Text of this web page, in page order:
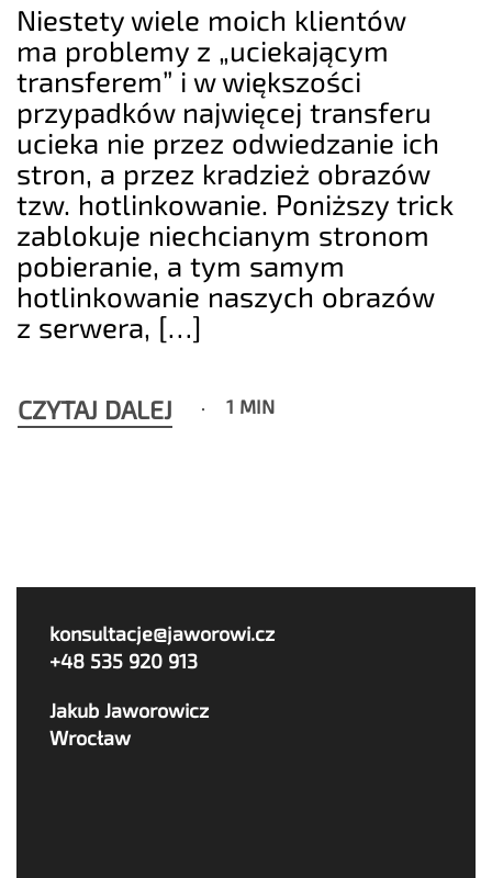
Niestety wiele moich klientów
ma problemy z „uciekającym
transferem” i w większości
przypadków najwięcej transferu
ucieka nie przez odwiedzanie ich
stron, a przez kradzież obrazów
tzw. hotlinkowanie. Poniższy trick
zablokuje niechcianym stronom
pobieranie, a tym samym
hotlinkowanie naszych obrazów
z serwera, […]
CZYTAJ DALEJ 1 MIN
konsultacje@jaworowi.cz
+48 535 920 913
Jakub Jaworowicz
Wrocław